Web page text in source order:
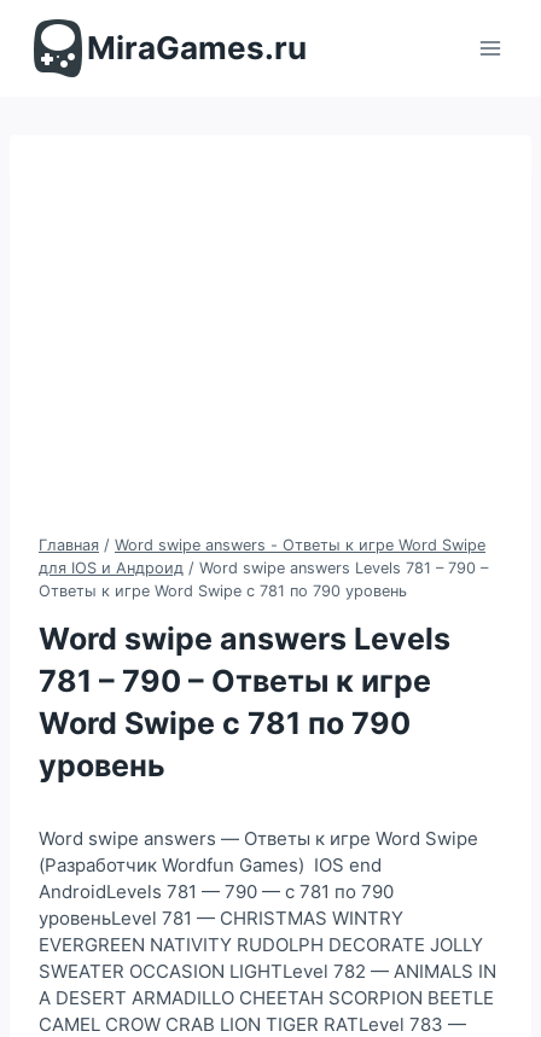
содержимомуMiraGames.ru
Главная / Word swipe answers - Ответы к игре Word Swipe
для IOS и Андроид / Word swipe answers Levels 781 – 790 –
Ответы к игре Word Swipe с 781 по 790 уровень
Word swipe answers Levels
781 – 790 – Ответы к игре
Word Swipe с 781 по 790
уровень
Word swipe answers — Ответы к игре Word Swipe
(Разработчик Wordfun Games) IOS end
AndroidLevels 781 — 790 — с 781 по 790
уровеньLevel 781 — CHRISTMAS WINTRY
EVERGREEN NATIVITY RUDOLPH DECORATE JOLLY
SWEATER OCCASION LIGHTLevel 782 — ANIMALS IN
A DESERT ARMADILLO CHEETAH SCORPION BEETLE
CAMEL CROW CRAB LION TIGER RATLevel 783 —